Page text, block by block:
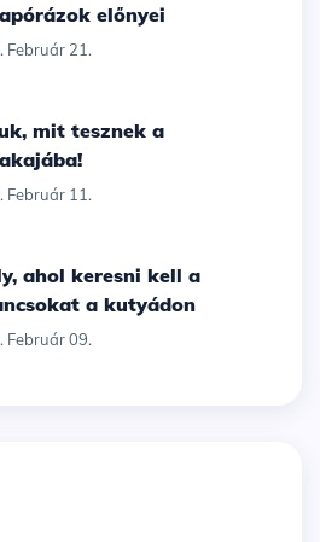
előnyei
Február 21.
Február 11.
a kutyádon
Február 09.